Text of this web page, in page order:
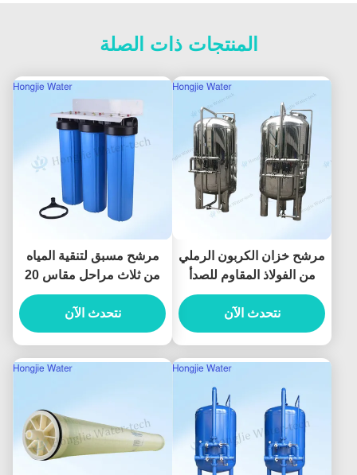
المنتجات ذات الصلة
مرشح خزان الكربون الرملي
من الفولاذ المقاوم للصدأ
304 / 316، ملحقات معدات
مكعب/ساعة
نتحدث الآن
مرشح مسبق لتنقية المياه
من ثلاث مراحل مقاس 20
بوصة لتنقية مياه المنزل
بالكامل
نتحدث الآن